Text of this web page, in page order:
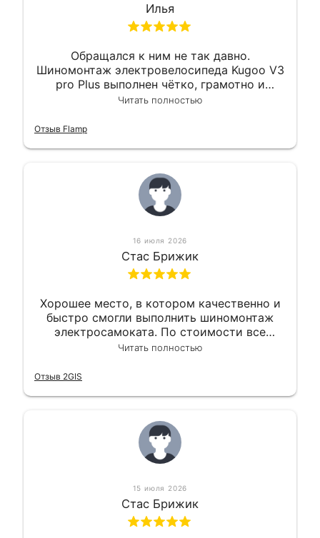
Илья
Обращался к ним не так давно.
Шиномонтаж электровелосипеда Kugoo V3
pro Plus выполнен чётко, грамотно и
квалифицированно. Всё сделано
Читать полностью
Отзыв Flamp
16 июля 2026
Стас Брижик
Хорошее место, в котором качественно и
быстро смогли выполнить шиномонтаж
электросамоката. По стоимости все
вышло вообще приемлемо хочу сказать.
Читать полностью
Отзыв 2GIS
15 июля 2026
Стас Брижик